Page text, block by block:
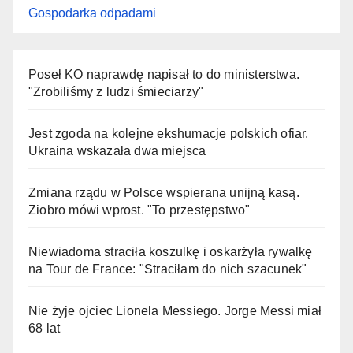
Gospodarka odpadami
Poseł KO naprawdę napisał to do ministerstwa.
"Zrobiliśmy z ludzi śmieciarzy"
Jest zgoda na kolejne ekshumacje polskich ofiar.
Ukraina wskazała dwa miejsca
Zmiana rządu w Polsce wspierana unijną kasą.
Ziobro mówi wprost. "To przestępstwo"
Niewiadoma straciła koszulkę i oskarżyła rywalkę
na Tour de France: "Straciłam do nich szacunek"
Nie żyje ojciec Lionela Messiego. Jorge Messi miał
68 lat